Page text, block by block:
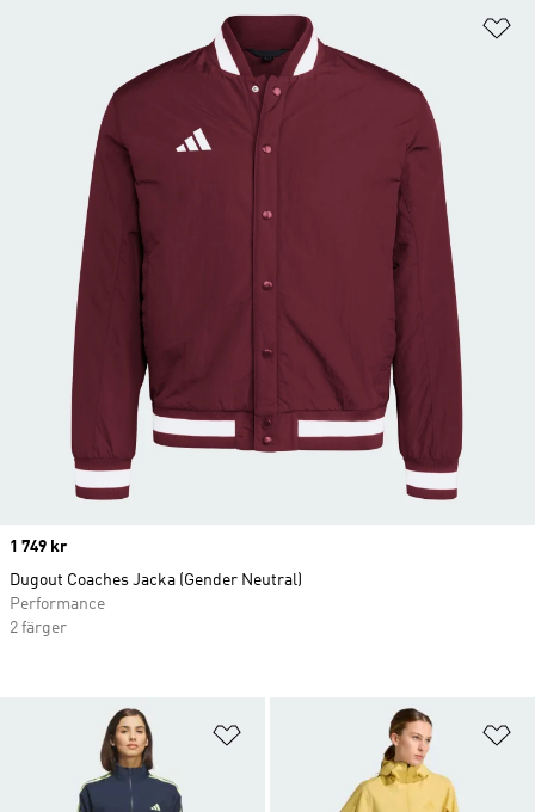
Lägg till på önskelistan
Price
1 749 kr
Dugout Coaches Jacka (Gender Neutral)
Performance
2 färger